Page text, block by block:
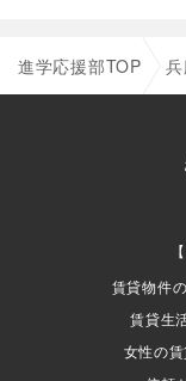
進学応援部TOP
賃貸物件
賃貸生
女性の